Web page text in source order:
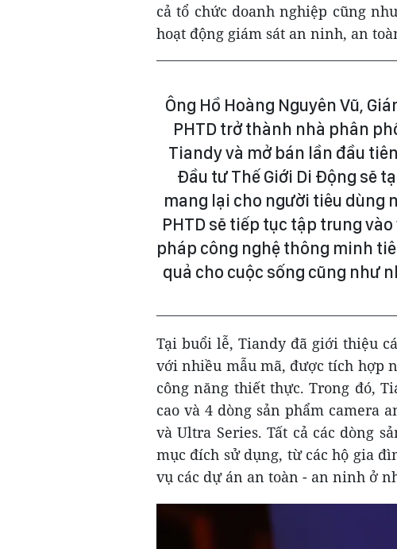
cả tổ chức doanh nghiệp cũng
hoạt động giám sát an ninh, an
Ông Hồ Hoàng Nguyên Vũ,
PHTD trở thành nhà phân
Tiandy và mở bán lần đầu
Đầu tư Thế Giới Di Động sẽ
mang lại cho người tiêu dùng
PHTD sẽ tiếp tục tập trung
pháp công nghệ thông minh
quả cho cuộc sống cũng như
Tại buổi lễ, Tiandy đã giới thiệu
với nhiều mẫu mã, được tích hợp
công năng thiết thực. Trong đó,
cao và 4 dòng sản phẩm camera
và Ultra Series. Tất cả các dòng
mục đích sử dụng, từ các hộ gia
vụ các dự án an toàn - an ninh ở